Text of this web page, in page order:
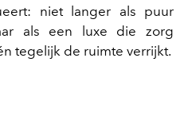
niet langer als puur
als een luxe die zorg
tegelijk de ruimte verrijkt.